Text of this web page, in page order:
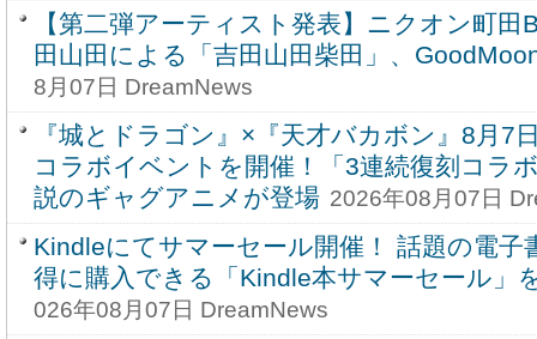
【第二弾アーティスト発表】ニクオン町田
田山田による「吉田山田柴田」、
8月07日 DreamNews
『城とドラゴン』×『天才バカボン』8月7
コラボイベントを開催！「3連続復刻コラ
説のギャグアニメが登場 2026年08月07日
Kindleにてサマーセール開催！ 話題の電子
得に購入できる「Kindle本サマーセール」
026年08月07日 DreamNews